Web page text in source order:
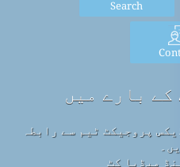
Search
بارے میں
پروجیکٹ ٹیم سے رابطہ
میڈیا کٹ